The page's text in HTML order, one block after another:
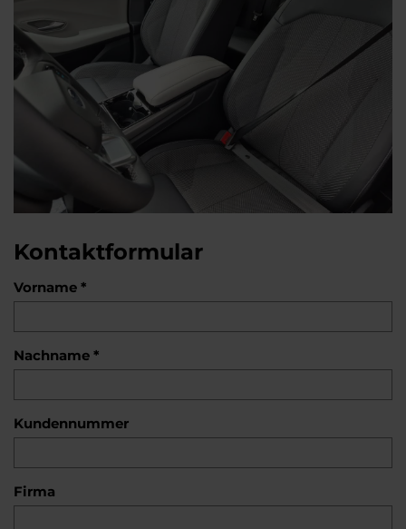
Kontaktformular
Vorname *
Nachname *
Kundennummer
Firma